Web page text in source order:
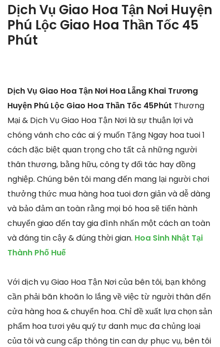
Dịch Vụ Giao Hoa Tận Nơi Huyện
Phú Lộc Giao Hoa Thần Tốc 45
Phút
Dịch Vụ Giao Hoa Tận Nơi Hoa Lẵng Khai Trương
Huyện Phú Lộc Giao Hoa Thần Tốc 45Phút Thương
Mại & Dịch Vụ Giao Hoa Tận Nơi là sự thuận lợi và
chóng vánh cho các ai ý muốn Tặng Ngay hoa tuoi 1
cách đặc biệt quan trọng cho tất cả những người
thân thương, bằng hữu, công ty đối tác hay đồng
nghiệp. Chúng bên tôi mang đến mang lại người chơi
thưởng thức mua hàng hoa tuoi đơn giản và dễ dàng
và bảo đảm an toàn rằng mọi bó hoa sẽ tiến hành
chuyển giao đến tay gia đình nhấn một cách an toàn
và đáng tin cậy & đúng thời gian. Hoa Sinh Nhật Tại
Thành Phố Huế
Với dịch vụ Giao Hoa Tận Nơi của bên tôi, bạn không
cần phải băn khoăn lo lắng về việc từ người thân đến
cửa hàng hoa & chuyển hoa. Chỉ đề xuất lựa chọn sản
phẩm hoa tươi yêu quý tự danh mục đa chủng loại
của tôi và cung cấp thông tin can dự phục vụ, bên tôi